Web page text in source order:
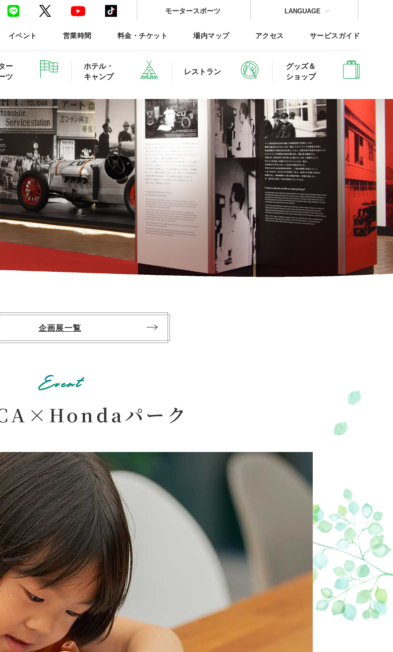
モータースポーツ LANGUAGE
イベント 営業時間 料金・チケット 場内マップ アクセス サービスガイド
ー
ツ
ホテル・
キャンプ
レストラン
グッズ＆
ショップ
CLOSE
ホテル
CLOSE
巨大ネットの森 SUMIKA
ティ（自然体験・キャンプ）
クルマ＆
バイクのアトラクション
CLOSE
世界選手権
ドレース スーパー耐久
スクール・走行会 4輪 レースオフィシャル募集
CLOSE
テル・グランピング ご予約
森と星空のキャンプヴィレッジTOP
BBQ
ハローウッズキャンプ
アクティビティ（自然体験・キャン
CLOSE
テリア ROCCO 森のキッチン どんぐり
CLOSE
ショップ
企画展一覧
Event
パーク